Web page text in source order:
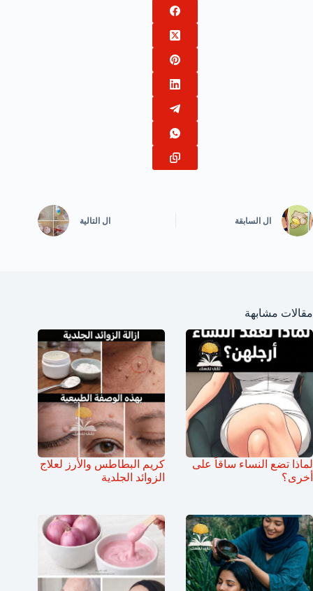
ال السابقة ال التالية
مقالات مشابهة
لماذا تضع النساء ساقاً على
أخرى؟
كريم البطاطس والأرز لعلاج
الزوائد الجلدية